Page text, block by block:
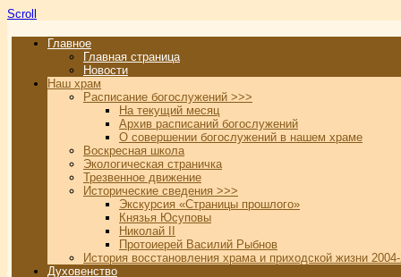
Scroll
Главное
Главная страница
Новости
Наш храм
Расписание богослужений >>>
На текущий месяц
Архив расписаний богослужений
О совершении богослужений в нашем храме
Воскресная школа
Экологическая страничка
Трезвенное движение
Исторические сведения >>>
Экскурсия «Страницы прошлого»
Князья Юсуповы
Николай II
Протоиерей Василий Рыбнов
История восстановления храма и приходской жизни
Духовенство